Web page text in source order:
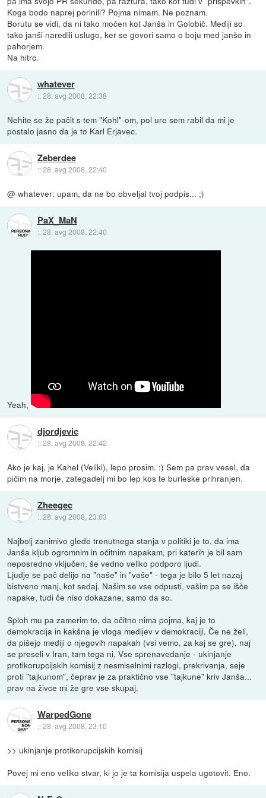
Koga bodo naprej porinili? Pojma nimam. Ne poznam.
Borutu se vidi, da ni tako močen kot Janša in Golobič. Mediji so
tako janši naredili uslugo, ker se govori samo o boju med janšo in
pahorjem.
Na hitro.
whatever
::28. avg 2008, 22:38
Nehite se že pačit s tem "Kohl"-om, pol ure sem rabil da mi je
postalo jasno da je to Karl Erjavec.
Zeberdee
::28. avg 2008, 22:40
@ whatever: upam, da ne bo obveljal tvoj podpis... ;)
PaX_MaN
::28. avg 2008, 22:40
Yeah,
djordjevic
::28. avg 2008, 22:42
Ako je kaj, je Kahel (Veliki), lepo prosim. :) Sem pa prav vesel, da
pičim na morje, zategadelj mi bo lep kos te burleske prihranjen.
Zheegec
::28. avg 2008, 23:03
Najbolj zanimivo glede trenutnega stanja v politiki je to, da ima
Janša kljub ogromnim in očitnim napakam, pri katerih je bil sam
neposredno vključen, še vedno veliko podporo ljudi.
Ljudje se pač delijo na "naše" in "vaše" - tega je bilo 5 let nazaj
bistveno manj, kot sedaj. Našim se vse odpusti, vašim pa se išče
napake, tudi če niso dokazane, samo da so.
Sploh mu pa zamerim to, da očitno nima pojma, kaj je to
demokracija in kakšna je vloga medijev v demokraciji. Če ne želi,
da pišejo mediji o njegovih napakah (vsi vemo, za kaj se gre), naj
se preseli v Iran, tam tega ni. Vse sprenavedanje - ukinjanje
protikorupcijskih komisij z nesmiselnimi razlogi, prekrivanja, seje
proti "tajkunom", čeprav je za praktično vse "tajkune" kriv Janša...
prav na živce mi že gre vse skupaj.
WarpedGone
::28. avg 2008, 23:10
>> ukinjanje protikorupcijskih komisij
Povej mi eno veliko stvar, ki jo je ta komisija uspela ugotovit. Eno.